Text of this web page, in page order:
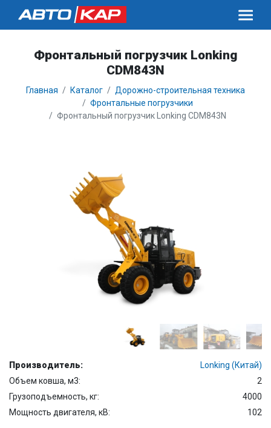
Фронтальный погрузчик Lonking
CDM843N
Главная Каталог
Дорожно-строительная техника
Фронтальные погрузчики
Фронтальный погрузчик Lonking CDM843N
Производитель:
Lonking (Китай)
Объем ковша, м3:
2
Грузоподъемность, кг:
4000
Мощность двигателя, кВ:
102